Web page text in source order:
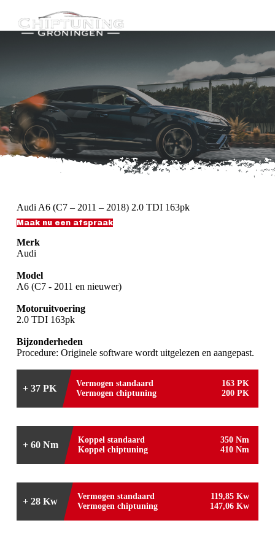
n
i
n
h
u
d
Audi A6 (C7 – 2011 – 2018) 2.0 TDI 163pk
Maak nu een afspraak
Merk
Audi
Model
A6 (C7 - 2011 en nieuwer)
Motoruitvoering
2.0 TDI 163pk
Bijzonderheden
Procedure: Originele software wordt uitgelezen en aangepast.
+ 37 PK Vermogen standaard
163 PK
Vermogen chiptuning
200 PK
+ 60 Nm Koppel standaard
350 Nm
Koppel chiptuning
410 Nm
+ 28 Kw Vermogen standaard
119,85 Kw
Vermogen chiptuning
147,06 Kw